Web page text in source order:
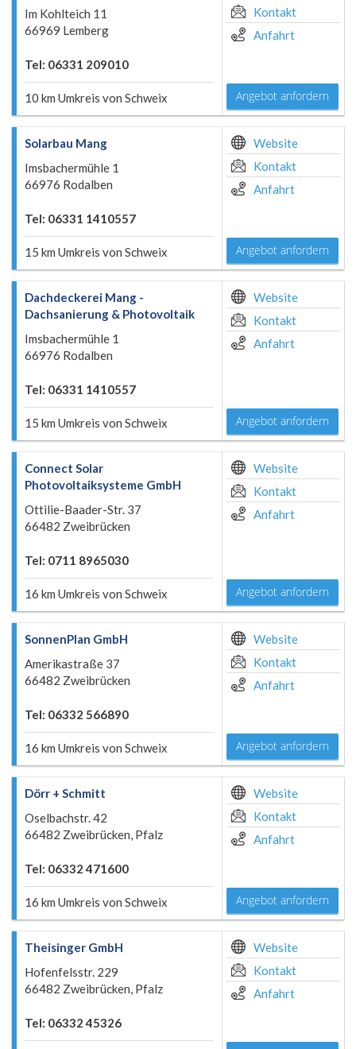
Im Kohlteich 11
66969 Lemberg
Tel: 06331 209010
10 km Umkreis von Schweix
Kontakt
Anfahrt
Angebot anfordern
Solarbau Mang
Imsbachermühle 1
66976 Rodalben
Tel: 06331 1410557
15 km Umkreis von Schweix
Website
Kontakt
Anfahrt
Angebot anfordern
Dachdeckerei Mang -
Dachsanierung & Photovoltaik
Imsbachermühle 1
66976 Rodalben
Tel: 06331 1410557
15 km Umkreis von Schweix
Website
Kontakt
Anfahrt
Angebot anfordern
Connect Solar
Photovoltaiksysteme GmbH
Ottilie-Baader-Str. 37
66482 Zweibrücken
Tel: 0711 8965030
16 km Umkreis von Schweix
Website
Kontakt
Anfahrt
Angebot anfordern
SonnenPlan GmbH
Amerikastraße 37
66482 Zweibrücken
Tel: 06332 566890
16 km Umkreis von Schweix
Website
Kontakt
Anfahrt
Angebot anfordern
Dörr + Schmitt
Oselbachstr. 42
66482 Zweibrücken, Pfalz
Tel: 06332 471600
16 km Umkreis von Schweix
Website
Kontakt
Anfahrt
Angebot anfordern
Theisinger GmbH
Hofenfelsstr. 229
66482 Zweibrücken, Pfalz
Tel: 06332 45326
Website
Kontakt
Anfahrt